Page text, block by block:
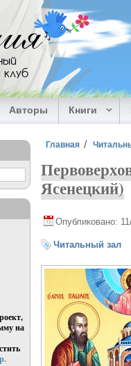
клуб
Авторы Книги
Вы здесь
Главная
Ясенецкий)
Опубликовано:
Читальный зал
на